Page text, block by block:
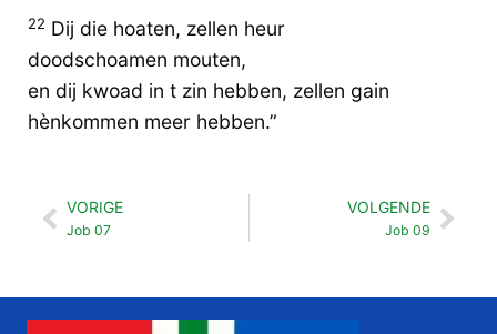
22 Dij die hoaten, zellen heur
doodschoamen mouten,
en dij kwoad in t zin hebben, zellen gain
hènkommen meer hebben.”
Vorige
VORIGE
Job 07
VOLGENDE
Job 09